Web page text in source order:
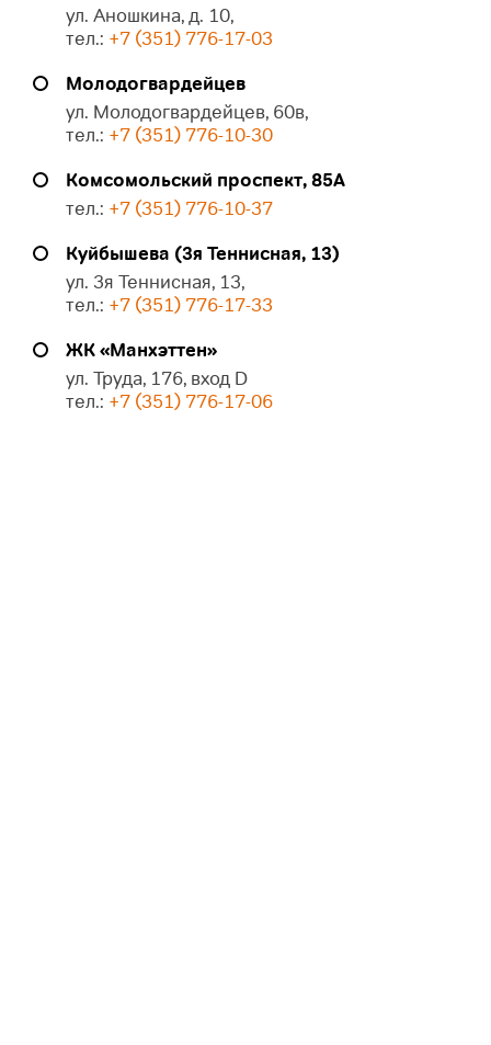
ул. Аношкина, д. 10,
тел.: +7 (351) 776-17-03
Молодогвардейцев
ул. Молодогвардейцев, 60в,
тел.: +7 (351) 776-10-30
Комсомольский проспект, 85А
тел.: +7 (351) 776-10-37
Куйбышева (3я Теннисная, 13)
ул. 3я Теннисная, 13,
тел.: +7 (351) 776-17-33
ЖК «Манхэттен»
ул. Труда, 176, вход D
тел.: +7 (351) 776-17-06